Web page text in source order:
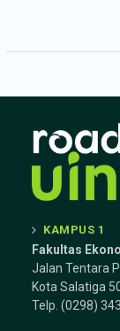
KAMPUS 1
Fakultas
Jalan Tentara
Kota Salatiga
Telp. (0298)